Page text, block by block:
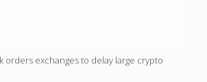
orders exchanges to delay large crypto